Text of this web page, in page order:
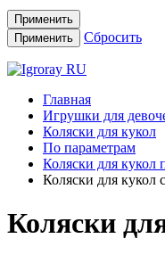
Применить
Применить
Сбросить
Главная
Игрушки для
Коляски для кукол
По параметрам
Коляски для кукол
Коляски для кукол
Коляски